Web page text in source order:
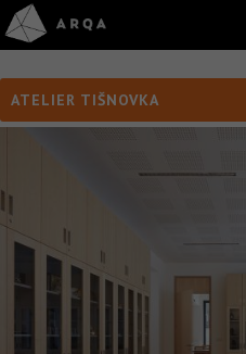
ATELIER TIŠNOVKA